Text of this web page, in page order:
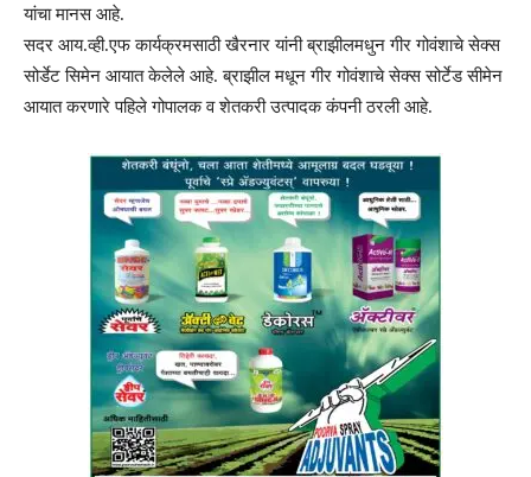
यांचा मानस आहे.
सदर आय.व्ही.एफ कार्यक्रमसाठी खैरनार यांनी ब्राझीलमधुन गीर गोवंशाचे सेक्स
सोर्डेट सिमेन आयात केलेले आहे. ब्राझील मधून गीर गोवंशाचे सेक्स सोर्टेड सीमेन
आयात करणारे पहिले गोपालक व शेतकरी उत्पादक कंपनी ठरली आहे.